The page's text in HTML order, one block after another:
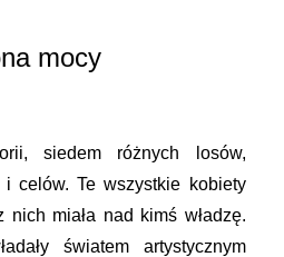
mocy
siedem różnych losów,
celów. Te wszystkie kobiety
nich miała nad kimś władzę.
światem artystycznym